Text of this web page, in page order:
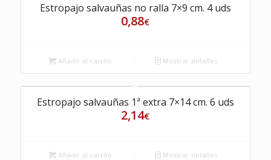
Estropajo salvauñas no ralla 7×9 cm. 4 uds
0,88€
Añadir al carrito Mostrar detalles
Estropajo salvauñas 1ª extra 7×14 cm. 6 uds
2,14€
Añadir al carrito Mostrar detalles